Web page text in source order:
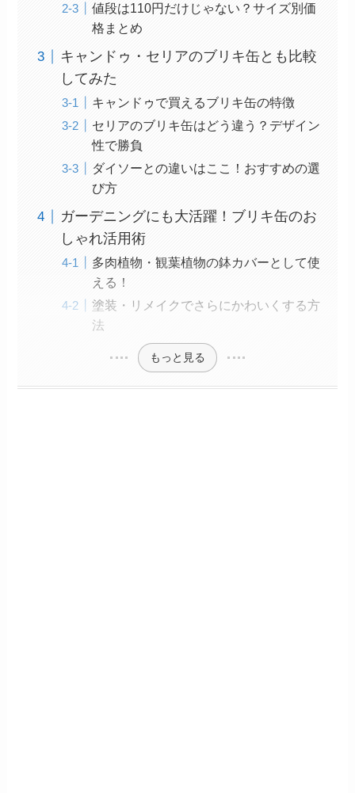
値段は110円だけじゃない？サイズ別価
格まとめ
キャンドゥ・セリアのブリキ缶とも比較
してみた
キャンドゥで買えるブリキ缶の特徴
セリアのブリキ缶はどう違う？デザイン
性で勝負
ダイソーとの違いはここ！おすすめの選
び方
ガーデニングにも大活躍！ブリキ缶のお
しゃれ活用術
多肉植物・観葉植物の鉢カバーとして使
える！
塗装・リメイクでさらにかわいくする方
法
もっと見る